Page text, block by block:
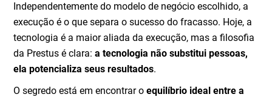
Independentemente do modelo de negócio escolhido, a
execução é o que separa o sucesso do fracasso. Hoje, a
tecnologia é a maior aliada da execução, mas a filosofia
da Prestus é clara:a tecnologia não substitui pessoas,
ela potencializa seus resultados.
O segredo está em encontrar oequilíbrio ideal entre a